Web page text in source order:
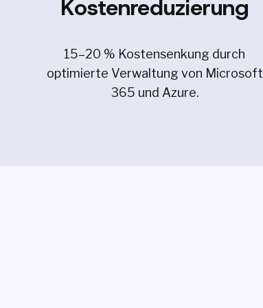
Kostenreduzierung
15–20 % Kostensenkung durch
optimierte Verwaltung von Microsoft
365 und Azure.